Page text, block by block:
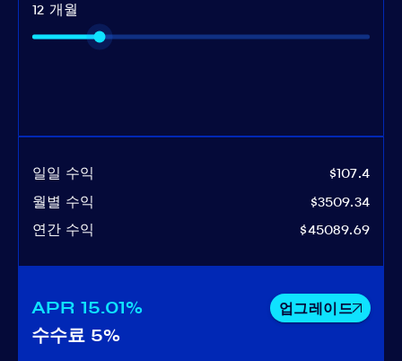
12 개월
일일 수익
$107.4
월별 수익
$3509.34
연간 수익
$45089.69
APR 15.01% 업그레이드
수수료 5%